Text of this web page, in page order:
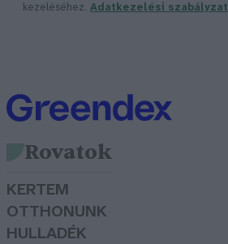
kezeléséhez. Adatkezelési szabályzat
Rovatok
KERTEM
OTTHONUNK
HULLADÉK